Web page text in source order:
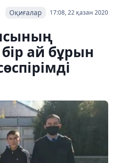
17:08, 22 қазан 2020
Оқиғалар
ай бұрын